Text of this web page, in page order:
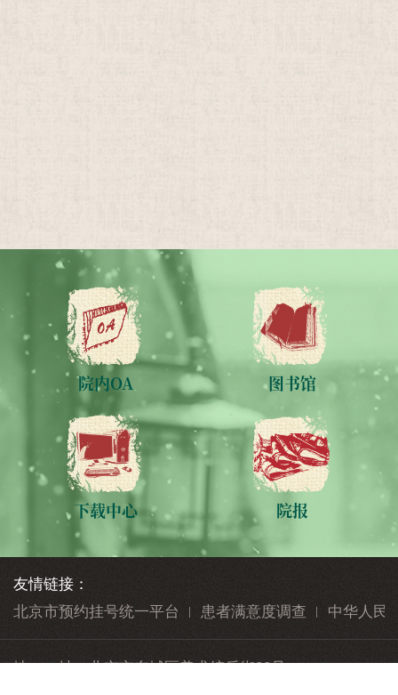
院内OA 图书馆
下载中心 院报
友情链接：
北京市预约挂号统一平台
患者满意度调查 中华人民
地 址：北京市东城区美术馆后街23号